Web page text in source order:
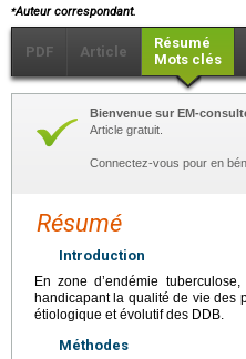
⁎Auteur correspondant.
PDF Article
Résumé
Mots clés
Bienvenue sur EM-
Article gratuit.
Connectez-vous pour en
Résumé
Introduction
En zone d’endémie
handicapant la qualité de vie des
étiologique et évolutif des DDB.
Méthodes